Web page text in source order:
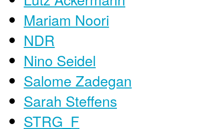
Mariam Noori
NDR
Nino Seidel
Salome Zadegan
Sarah Steffens
STRG_F